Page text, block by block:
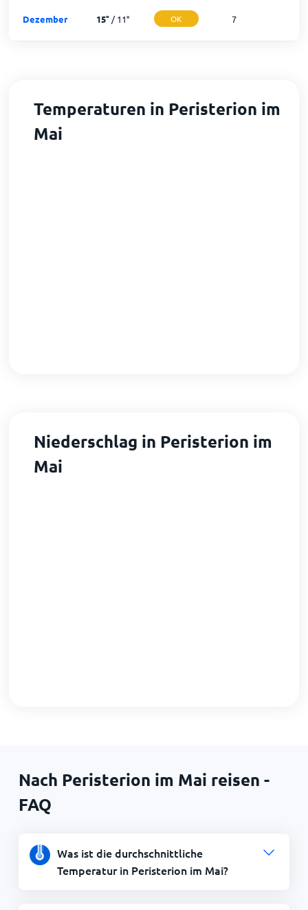
Dezember 15°/11° OK 7
Temperaturen in Peristerion im
Mai
Niederschlag in Peristerion im
Mai
Nach Peristerion im Mai reisen -
FAQ
Was ist die durchschnittliche
Temperatur in Peristerion im Mai?